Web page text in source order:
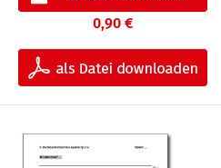
0,90 €